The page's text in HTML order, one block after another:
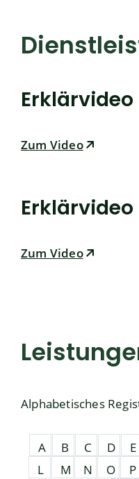
Zum Video
Zum Video
Alphabetisches
A B C D E
L
M N O P